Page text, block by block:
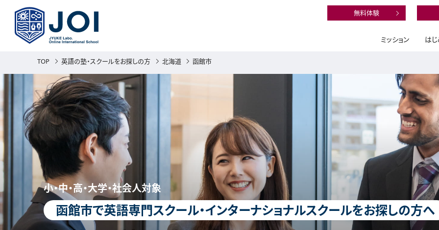
無料体験
ミッション は
TOP 英語の塾・スクールをお探しの方 北海道 函館市
小・中・高・大学・社会人対象
函館市で英語専門スクール・インターナショナルスクールをお探しの方へ